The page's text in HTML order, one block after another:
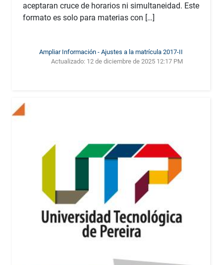
aceptaran cruce de horarios ni simultaneidad. Este
formato es solo para materias con […]
Ampliar Información - Ajustes a la matrícula 2017-II
Actualizado: 12 de diciembre de 2025 12:17 PM